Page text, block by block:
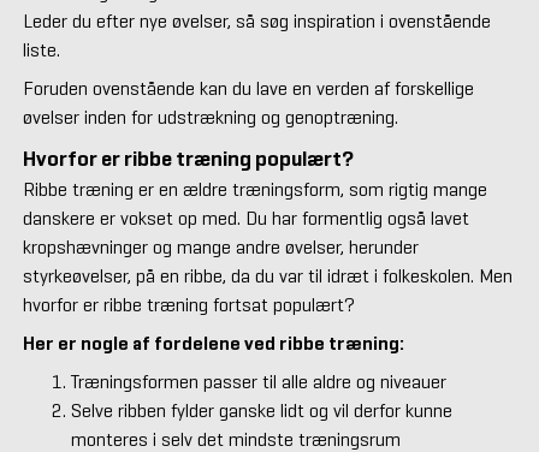
Leder du efter nye øvelser, så søg inspiration i ovenstående
liste.
Foruden ovenstående kan du lave en verden af forskellige
øvelser inden for udstrækning og genoptræning.
Hvorfor er ribbe træning populært?
Ribbe træning er en ældre træningsform, som rigtig mange
danskere er vokset op med. Du har formentlig også lavet
kropshævninger og mange andre øvelser, herunder
styrkeøvelser, på en ribbe, da du var til idræt i folkeskolen. Men
hvorfor er ribbe træning fortsat populært?
Her er nogle af fordelene ved ribbe træning:
Træningsformen passer til alle aldre og niveauer
Selve ribben fylder ganske lidt og vil derfor kunne
monteres i selv det mindste træningsrum